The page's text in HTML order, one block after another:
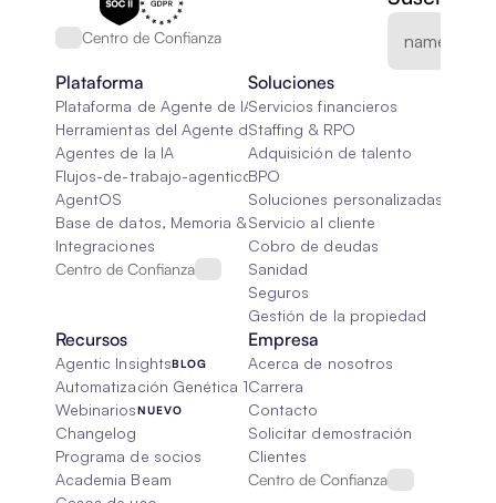
Centro de Confianza
Plataforma
Plataforma de Agente de IA
Herramientas del Agente de IA
Agentes de la IA
Flujos-de-trabajo-agenticos
AgentOS
Base de datos, Memoria & Trapo
Integraciones
Centro de Confianza
Soluciones
Servicios financieros
Staffing & RPO
Adquisición de talento
BPO
Soluciones personalizadas de IA
Servicio al cliente
Cobro de deudas
Sanidad
Seguros
Gestión de la propiedad
Recursos
Agentic InsightsBLOG
Automatización Genética 101
WebinariosNUEVO
Changelog
Programa de socios
Academia Beam
Empresa
Acerca de nosotros
Carrera
Contacto
Solicitar demostración
Clientes
Centro de Confianza